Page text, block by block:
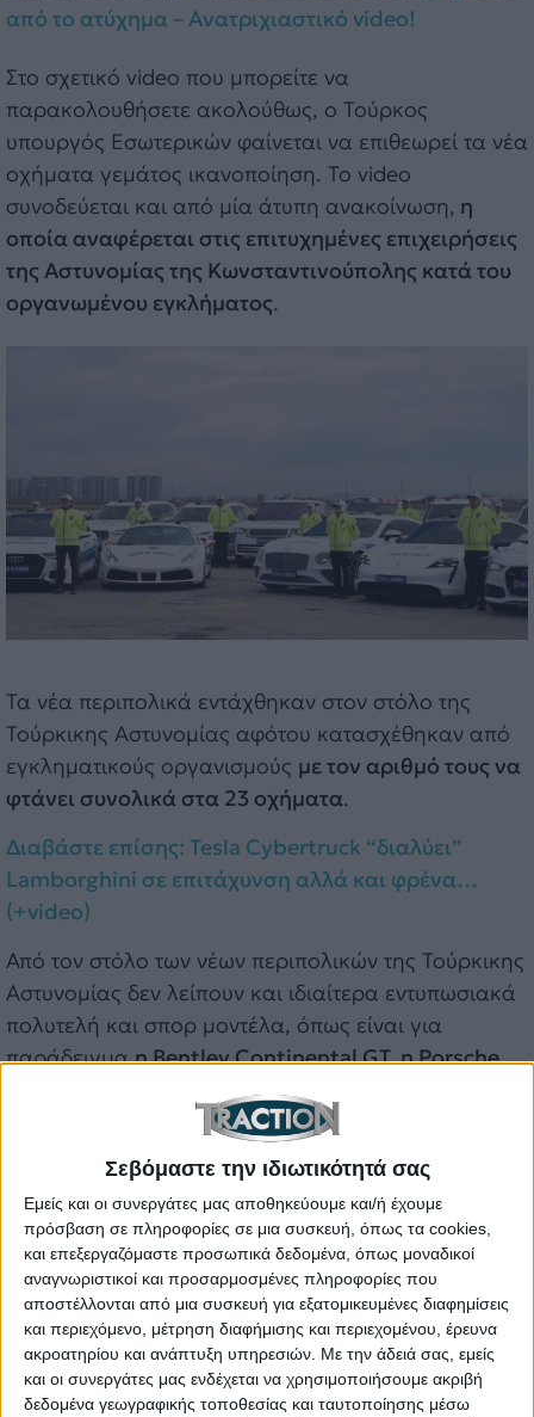
Σεβόμαστε την ιδιωτικότητά σας
Εμείς και οι συνεργάτες μας αποθηκεύουμε και/ή έχουμε
πρόσβαση σε πληροφορίες σε μια συσκευή, όπως τα cookies,
και επεξεργαζόμαστε προσωπικά δεδομένα, όπως μοναδικοί
αναγνωριστικοί και προσαρμοσμένες πληροφορίες που
αποστέλλονται από μια συσκευή για εξατομικευμένες διαφημίσεις
και περιεχόμενο, μέτρηση διαφήμισης και περιεχομένου, έρευνα
ακροατηρίου και ανάπτυξη υπηρεσιών. Με την άδειά σας, εμείς
και οι συνεργάτες μας ενδέχεται να χρησιμοποιήσουμε ακριβή
δεδομένα γεωγραφικής τοποθεσίας και ταυτοποίησης μέσω
από το ατύχημα – Ανατριχιαστικό video!
Στο σχετικό video που μπορείτε να
παρακολουθήσετε ακολούθως, ο Τούρκος
υπουργός Εσωτερικών φαίνεται να επιθεωρεί τα νέα
οχήματα γεμάτος ικανοποίηση. Το video
συνοδεύεται και από μία άτυπη ανακοίνωση, η
οποία αναφέρεται στις επιτυχημένες επιχειρήσεις
της Αστυνομίας της Κωνσταντινούπολης κατά του
οργανωμένου εγκλήματος.
Τα νέα περιπολικά εντάχθηκαν στον στόλο της
Τούρκικης Αστυνομίας αφότου κατασχέθηκαν από
εγκληματικούς οργανισμούς με τον αριθμό τους να
φτάνει συνολικά στα 23 οχήματα.
Διαβάστε επίσης: Tesla Cybertruck “διαλύει”
Lamborghini σε επιτάχυνση αλλά και φρένα…
(+video)
Από τον στόλο των νέων περιπολικών της Τούρκικης
Αστυνομίας δεν λείπουν και ιδιαίτερα εντυπωσιακά
πολυτελή και σπορ μοντέλα, όπως είναι για
παράδειγμαη Bentley Continental GT, η Porsche
Taycan και η Ferrari 458. Τρία μοντέλα, τα οποία
ωστόσο, από ό,τι καταλαβαίνουμε δεν θα
συμμετέχουν και τόσο συχνά σε κοινές περιπολίες
δεδομένου και του δυσβάσταχτου κόστους
συντήρησης που τα ακολουθεί.
Το τελευταίο το παρατήρησαν και αρκετοί Τούρκοι
χρήστες του “X”, οι οποίοι δεν παρέλειψαν να
δηλώσουν τη δυσαρέσκειά τους για την επιλογή της
τούρκικης κυβέρνησης αναφορικά με την
κατάσχεση των συγκεκριμένων μοντέλων.